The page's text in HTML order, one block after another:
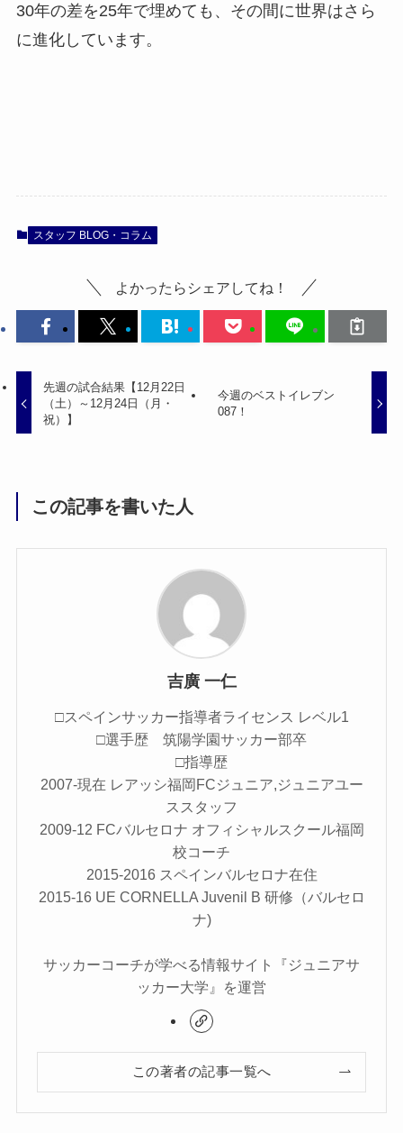
30年の差を25年で埋めても、その間に世界はさら
に進化しています。
スタッフ BLOG・コラム
よかったらシェアしてね！
先週の試合結果【12月22日
（土）～12月24日（月・
祝）】
今週のベストイレブン
087！
この記事を書いた人
吉廣 一仁
□スペインサッカー指導者ライセンス レベル1
□選手歴 筑陽学園サッカー部卒
□指導歴
2007-現在 レアッシ福岡FCジュニア,ジュニアユー
ススタッフ
2009-12 FCバルセロナ オフィシャルスクール福岡
校コーチ
2015-2016 スペインバルセロナ在住
2015-16 UE CORNELLA Juvenil B 研修（バルセロ
ナ)
サッカーコーチが学べる情報サイト『ジュニアサ
ッカー大学』を運営
この著者の記事一覧へ